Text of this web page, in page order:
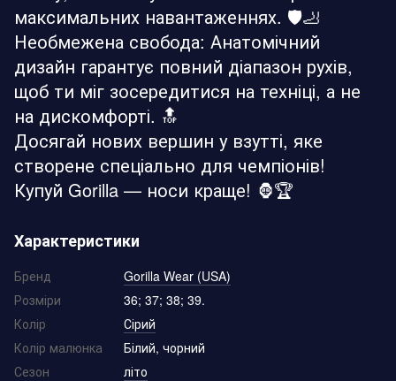
максимальних навантаженнях. 🛡️🦶
Необмежена свобода: Анатомічний
дизайн гарантує повний діапазон рухів,
щоб ти міг зосередитися на техніці, а не
на дискомфорті. 🔝
Досягай нових вершин у взутті, яке
створене спеціально для чемпіонів!
Купуй Gorilla — носи краще! 🦍🏆
Характеристики
Бренд
Gorilla Wear (USA)
Розміри
36; 37; 38; 39.
Колір
Сірий
Колір малюнка
Білий, чорний
Сезон
літо